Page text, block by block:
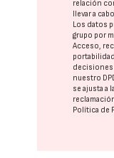
relación
llevar a
Los datos
grupo por
Acceso,
decisiones
nuestro
se ajusta a
Política de